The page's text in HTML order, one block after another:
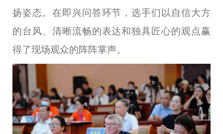
扬姿态。在即兴问答环节，选手们以自信大方
的台风、清晰流畅的表达和独具匠心的观点赢
得了现场观众的阵阵掌声。